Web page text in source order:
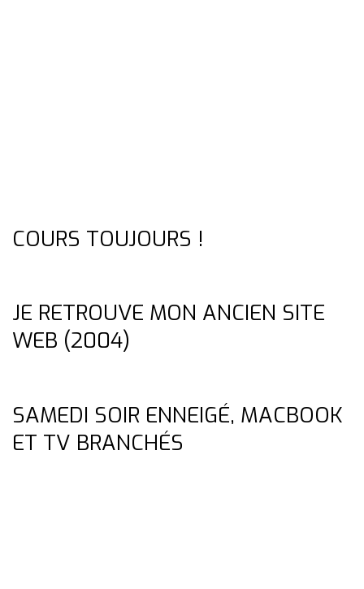
COURS TOUJOURS !
JE RETROUVE MON ANCIEN SITE
WEB (2004)
SAMEDI SOIR ENNEIGÉ, MACBOOK
ET TV BRANCHÉS